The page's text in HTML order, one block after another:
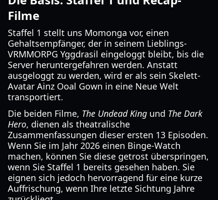
Filme
Staffel 1 stellt uns Momonga vor, einen
Gehaltsempfänger, der in seinem Lieblings-
VRMMORPG Yggdrasil eingeloggt bleibt, bis die
Server heruntergefahren werden. Anstatt
ausgeloggt zu werden, wird er als sein Skelett-
Avatar Ainz Ooal Gown in eine Neue Welt
transportiert.
Die beiden Filme, The Undead King und The Dark
Hero, dienen als theatralische
Zusammenfassungen dieser ersten 13 Episoden.
Wenn Sie im Jahr 2026 einen Binge-Watch
machen, können Sie diese getrost überspringen,
wenn Sie Staffel 1 bereits gesehen haben. Sie
eignen sich jedoch hervorragend für eine kurze
Auffrischung, wenn Ihre letzte Sichtung Jahre